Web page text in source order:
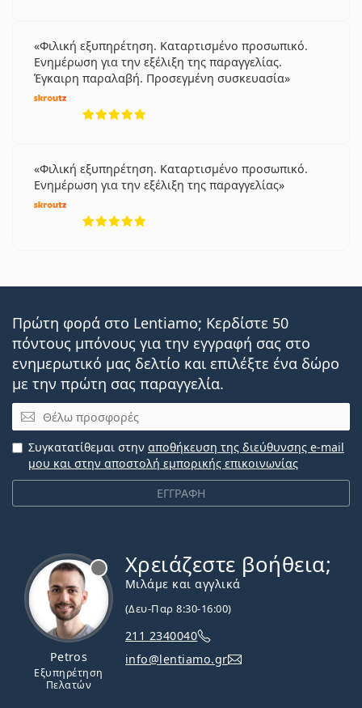
Φιλική εξυπηρέτηση. Καταρτισμένο προσωπικό.
Ενημέρωση για την εξέλιξη της παραγγελίας.
Έγκαιρη παραλαβή. Προσεγμένη συσκευασία
Φιλική εξυπηρέτηση. Καταρτισμένο προσωπικό.
Ενημέρωση για την εξέλιξη της παραγγελίας
Πρώτη φορά στο Lentiamo; Κερδίστε 50
πόντους μπόνους για την εγγραφή σας στο
ενημερωτικό μας δελτίο και επιλέξτε ένα δώρο
με την πρώτη σας παραγγελία.
Email
ΕΓΓΡΑΦΗ
Συγκατατίθεμαι στην αποθήκευση της διεύθυνσης e-mail
μου και στην αποστολή εμπορικής επικοινωνίας
Petros
Εξυπηρέτηση
Πελατών
Χρειάζεστε βοήθεια;
Μιλάμε και αγγλικά
(Δευ-Παρ 8:30-16:00)
211 2340040
info@lentiamo.gr